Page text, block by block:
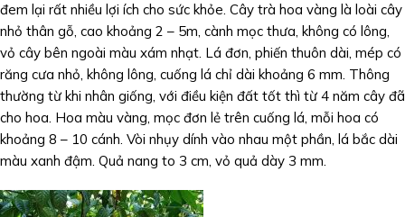
đem lại rất nhiều lợi ích cho sức khỏe. Cây trà hoa vàng là loài cây
nhỏ thân gỗ, cao khoảng 2 – 5m, cành mọc thưa, không có lông,
vỏ cây bên ngoài màu xám nhạt. Lá đơn, phiến thuôn dài, mép có
răng cưa nhỏ, không lông, cuống lá chỉ dài khoảng 6 mm. Thông
thường từ khi nhân giống, với điều kiện đất tốt thì từ 4 năm cây đã
cho hoa. Hoa màu vàng, mọc đơn lẻ trên cuống lá, mỗi hoa có
khoảng 8 – 10 cánh. Vòi nhụy dính vào nhau một phần, lá bắc dài
màu xanh đậm. Quả nang to 3 cm, vỏ quả dày 3 mm.